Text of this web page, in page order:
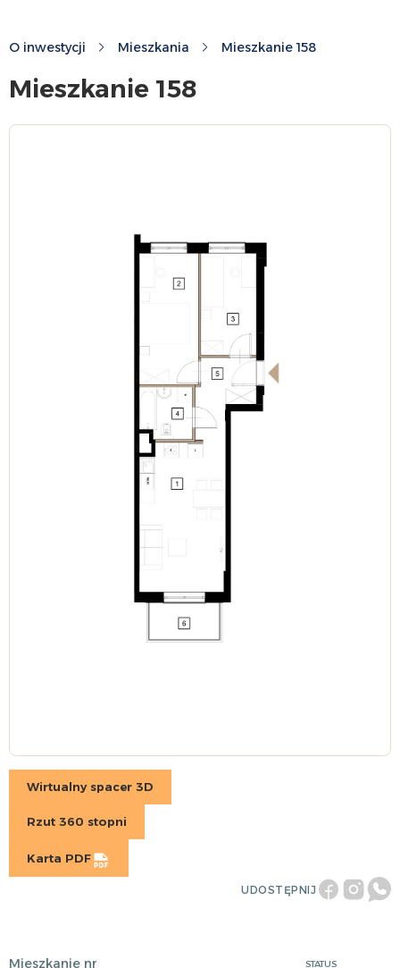
O inwestycji Mieszkania Mieszkanie 158
Mieszkanie 158
Wirtualny spacer 3D
Rzut 360 stopni
Karta PDF
UDOSTĘPNIJ
Mieszkanie nr STATUS